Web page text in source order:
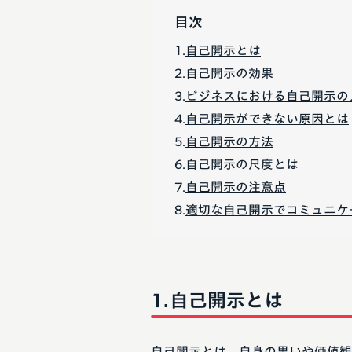
目次
自己開示とは
自己開示の効果
ビジネスにおける自己開示の
自己開示ができない原因とは
自己開示の方法
自己開示の尺度とは
自己開示の注意点
適切な自己開示でコミュニ
自己開示とは